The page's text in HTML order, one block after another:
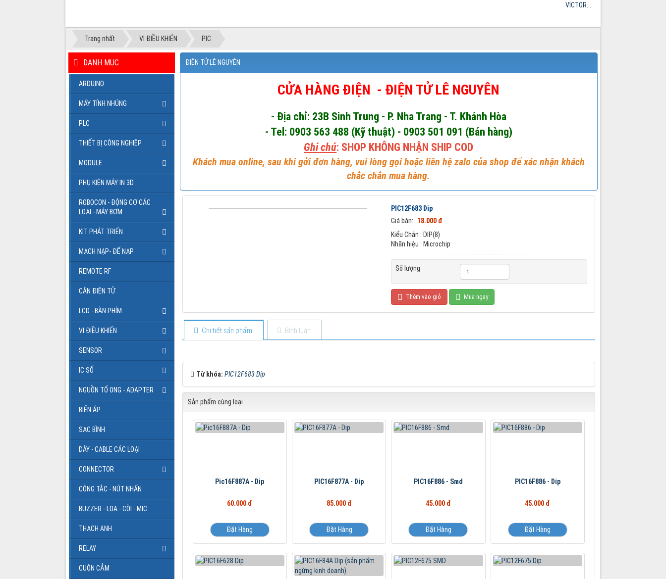
cản gương
Trang nhất VI ĐIỀU KHIỂN PIC
ĐIỆN TỬ LÊ NGUYÊN
CỬA HÀNG ĐIỆN - ĐIỆN TỬ LÊ NGUYÊN
- Địa chỉ: 23B Sinh Trung - P. Nha Trang - T. Khánh Hòa
- Tel: 0903 563 488 (Kỹ thuật) - 0903 501 091 (Bán hàng)
Ghi chú: SHOP KHÔNG NHẬN SHIP COD
Khách mua online, sau khi gởi đơn hàng, vui lòng gọi hoặc liên hệ zalo của shop để xác nhận khách
chắc chắn mua hàng.
PIC12F683 Dip
Giá bán:
18.000 đ
Kiểu Chân : DIP(8)
Nhãn hiệu : Microchip
Số lượng
Thêm vào giỏ Mua ngay
Chi tiết sản phẩm Bình luận
Từ khóa: PIC12F683 Dip
Sản phẩm cùng loại
Pic16F887A - Dip
60.000 đ
Đặt Hàng
PIC16F877A - Dip
85.000 đ
Đặt Hàng
PIC16F886 - Smd
45.000 đ
Đặt Hàng
PIC16F886 - Dip
45.000 đ
Đặt Hàng
DANH MỤC
ARDUINO
MÁY TÍNH NHÚNG
PLC
THIẾT BỊ CÔNG NGHIỆP
MODULE
PHỤ KIỆN MÁY IN 3D
ROBOCON - ĐỘNG CƠ CÁC
LOẠI - MÁY BƠM
KIT PHÁT TRIỂN
MẠCH NẠP- ĐẾ NẠP
REMOTE RF
CÂN ĐIỆN TỬ
LCD - BÀN PHÍM
VI ĐIỀU KHIỂN
SENSOR
IC SỐ
NGUỒN TỔ ONG - ADAPTER
BIẾN ÁP
SẠC BÌNH
DÂY - CABLE CÁC LOẠI
CONNECTOR
CÔNG TẮC - NÚT NHẤN
BUZZER - LOA - CÒI - MIC
THẠCH ANH
RELAY
CUỘN CẢM